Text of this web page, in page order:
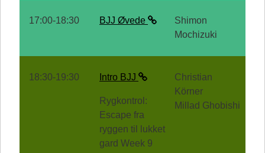
17:00-18:30 BJJ Øvede
Shimon
Mochizuki
18:30-19:30 Intro BJJ
Rygkontrol:
Escape fra
ryggen til lukket
gard Week 9
Christian
Körner
Millad Ghobishi